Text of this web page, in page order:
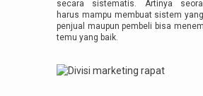
secara sistematis. Artinya
harus mampu membuat sistem
penjual maupun pembeli bisa
temu yang baik.